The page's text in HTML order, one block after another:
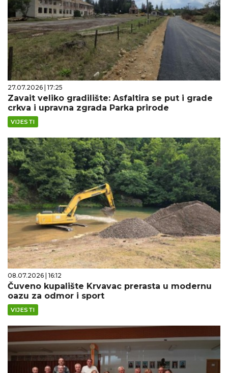
27.07.2026 | 17:25
Zavait veliko gradilište: Asfaltira se put i grade
crkva i upravna zgrada Parka prirode
VIJESTI
08.07.2026 | 16:12
Čuveno kupalište Krvavac prerasta u modernu
oazu za odmor i sport
VIJESTI